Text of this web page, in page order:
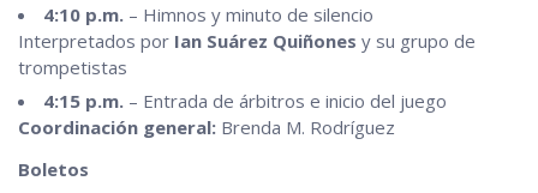
4:10 p.m. – Himnos y minuto de silencio
Interpretados por Ian Suárez Quiñones y su grupo de
trompetistas
4:15 p.m. – Entrada de árbitros e inicio del juego
Coordinación general: Brenda M. Rodríguez
Boletos